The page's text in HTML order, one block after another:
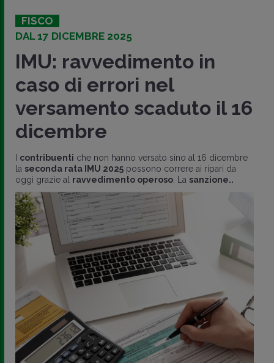
FISCO
DAL 17 DICEMBRE 2025
IMU: ravvedimento in
caso di errori nel
versamento scaduto il 16
dicembre
contribuenti che non hanno versato sino al 16 dicembre
la seconda rata IMU 2025 possono correre ai ripari da
oggi grazie al ravvedimento operoso . La sanzione..